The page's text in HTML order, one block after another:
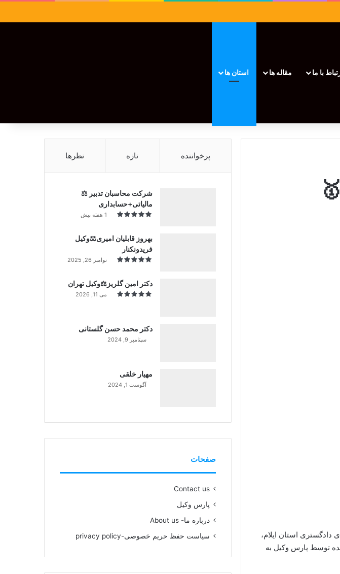
با ما مقاله ها استان ها
استان ایلام،
توسط پارس وکیل به
پرخواننده تازه نظرها
شرکت محاسبان تدبیر ⚖️
مالیاتی+حسابداری
1 هفته پیش
بهروز قابلیان امیری⚖️وکیل
فریدونکنار
نوامبر 26, 2025
دکتر امین گلریز⚖️وکیل تهران
می 11, 2026
دکتر محمد حسن گلستانی
سپتامبر 9, 2024
مهیار خلقی
آگوست 1, 2024
صفحات
Contact us
پارس وکیل
درباره ما- About us
سیاست حفظ حریم خصوصی-privacy policy